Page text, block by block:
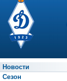
Новости
Сезон